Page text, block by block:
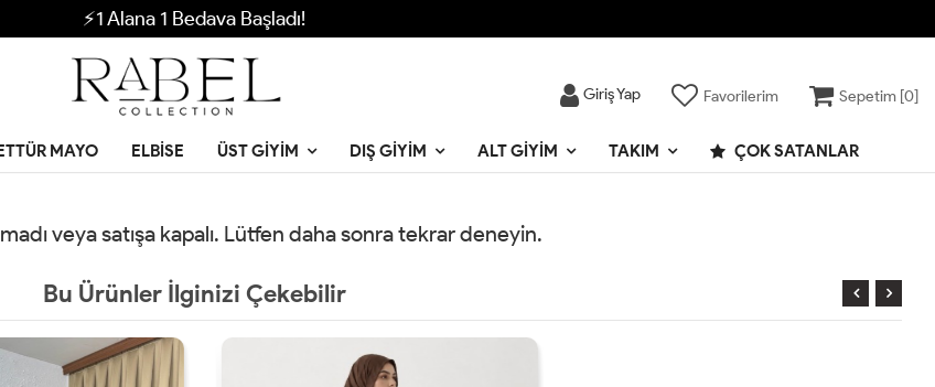
⚡1 Alana 1 Bedava Başladı!
Giriş Yap Favorilerim Sepetim [0]
MAYO ELBISE ÜST GIYIM DIŞ GIYIM ALT GIYIM TAKIM ÇOK SATANLAR
veya satışa kapalı. Lütfen daha sonra tekrar deneyin.
Bu Ürünler İlginizi Çekebilir